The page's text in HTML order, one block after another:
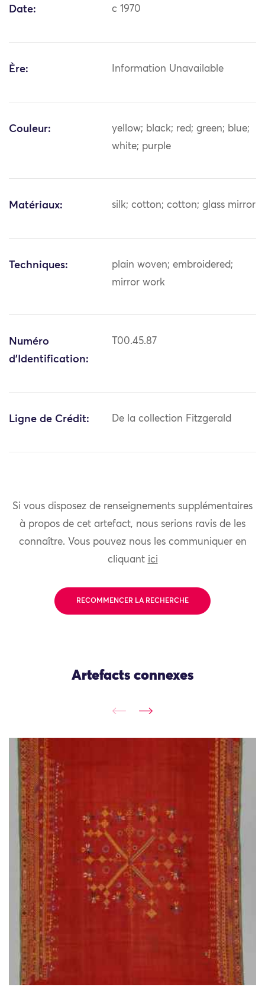
Date: c 1970
Ère: Information Unavailable
Couleur:
yellow; black; red; green; blue;
white; purple
Matériaux: silk; cotton; cotton; glass mirror
Techniques:
plain woven; embroidered;
mirror work
Numéro
d'Identification:
T00.45.87
Ligne de Crédit: De la collection Fitzgerald
Si vous disposez de renseignements supplémentaires
à propos de cet artefact, nous serions ravis de les
connaître. Vous pouvez nous les communiquer en
cliquant ici
RECOMMENCER LA RECHERCHE
Artefacts connexes